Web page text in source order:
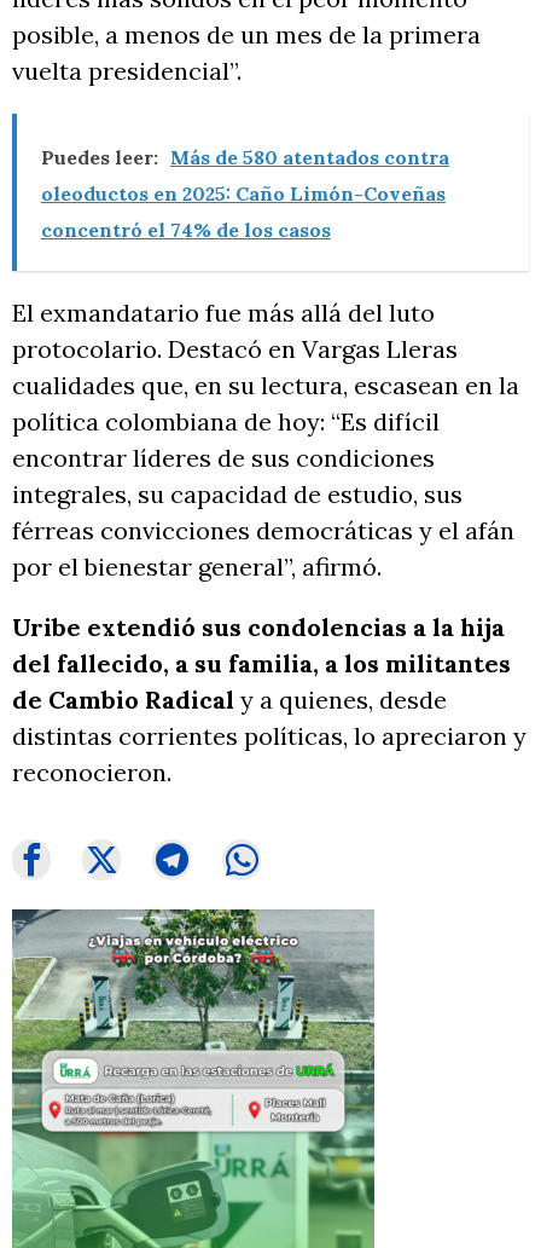
posible, a menos de un mes de la primera
vuelta presidencial”.
Puedes leer: Más de 580 atentados contra
oleoductos en 2025: Caño Limón-Coveñas
concentró el 74% de los casos
El exmandatario fue más allá del luto
protocolario. Destacó en Vargas Lleras
cualidades que, en su lectura, escasean en la
política colombiana de hoy: “Es difícil
encontrar líderes de sus condiciones
integrales, su capacidad de estudio, sus
férreas convicciones democráticas y el afán
por el bienestar general”, afirmó.
Uribe extendió sus condolencias a la hija
del fallecido, a su familia, a los militantes
de Cambio Radical y a quienes, desde
distintas corrientes políticas, lo apreciaron y
reconocieron.